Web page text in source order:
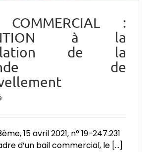
:
à la
de la
de
15 avril 2021, n° 19-247.231
d’un bail commercial, le [...]